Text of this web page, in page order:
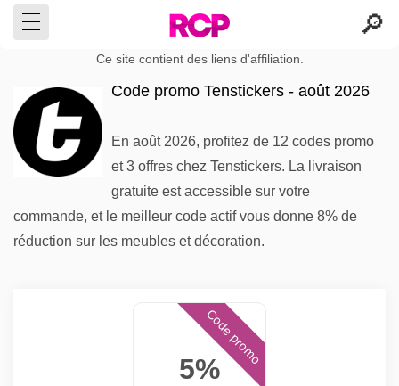
Ce site contient des liens d'affiliation.
Code promo Tenstickers - août 2026
En août 2026, profitez de 12 codes promo
et 3 offres chez Tenstickers. La livraison
gratuite est accessible sur votre
commande, et le meilleur code actif vous donne 8% de
réduction sur les meubles et décoration.
5%
Code promo